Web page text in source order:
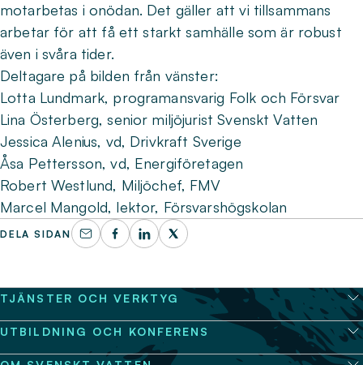
motarbetas i onödan. Det gäller att vi tillsammans
arbetar för att få ett starkt samhälle som är robust
även i svåra tider.
Deltagare på bilden från vänster:
Lotta Lundmark, programansvarig Folk och Försvar
Lina Österberg, senior miljöjurist Svenskt Vatten
Jessica Alenius, vd, Drivkraft Sverige
Åsa Pettersson, vd, Energiföretagen
Robert Westlund, Miljöchef, FMV
Marcel Mangold, lektor, Försvarshögskolan
DELA SIDAN
TJÄNSTER OCH VERKTYG
UTBILDNING OCH KONFERENS